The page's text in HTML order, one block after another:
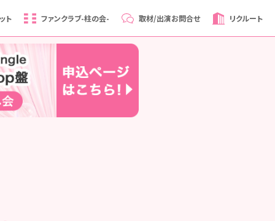
ト ファンクラブ-柱の会- 取材/出演お問合せ リクルート